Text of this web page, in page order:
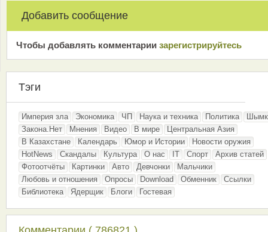
Добавить сообщение
Чтобы добавлять комментарии зарeгиcтрирyйтeсь
Тэги
Империя зла Экономика ЧП Наука и техника Политика
Закона.Нет
Мнения Видео В мире
Центральная Азия
В Казахстане
Календарь Юмор и Истории
Новости оружия
HotNews
Скандалы Культура О нас IT Спорт
Архив статей
Фотоотчёты
Картинки Авто Девчонки
Мальчики
Любовь и отношения
Опросы Download Обменник
Ссылки
Библиотека
Ядерщик Блоги Гостевая